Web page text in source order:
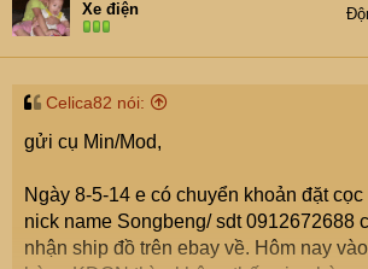
Xe điện
Celica82 nói:
gửi cụ Min/Mod,
Ngày 8-5-14 e có chuyển khoản đặt
nick name Songbeng/ sdt 0912672688
nhận ship đồ trên ebay về. Hôm nay